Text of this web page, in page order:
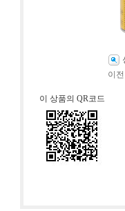
이전
이 상품의 QR코드